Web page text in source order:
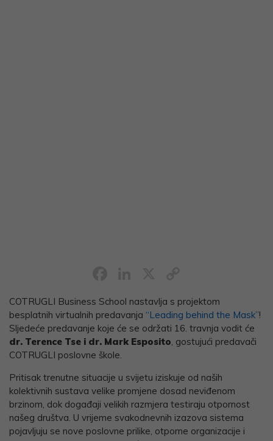
Link
COTRUGLI Business School nastavlja s projektom
besplatnih virtualnih predavanja “Leading behind the Mask”!
Sljedeće predavanje koje će se održati 16. travnja vodit će
dr. Terence Tse i dr. Mark Esposito, gostujući predavači
COTRUGLI poslovne škole.
Pritisak trenutne situacije u svijetu iziskuje od naših
kolektivnih sustava velike promjene dosad neviđenom
brzinom, dok događaji velikih razmjera testiraju otpornost
našeg društva. U vrijeme svakodnevnih izazova sistema
pojavljuju se nove poslovne prilike, otporne organizacije i